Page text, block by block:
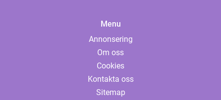
Menu
Annonsering
Om oss
Cookies
Kontakta oss
Sitemap